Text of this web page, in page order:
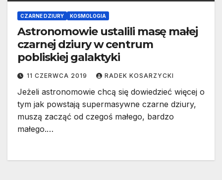
CZARNE DZIURY KOSMOLOGIA
Astronomowie ustalili masę małej
czarnej dziury w centrum
pobliskiej galaktyki
11 CZERWCA 2019 RADEK KOSARZYCKI
Jeżeli astronomowie chcą się dowiedzieć więcej o
tym jak powstają supermasywne czarne dziury,
muszą zacząć od czegoś małego, bardzo
małego.…